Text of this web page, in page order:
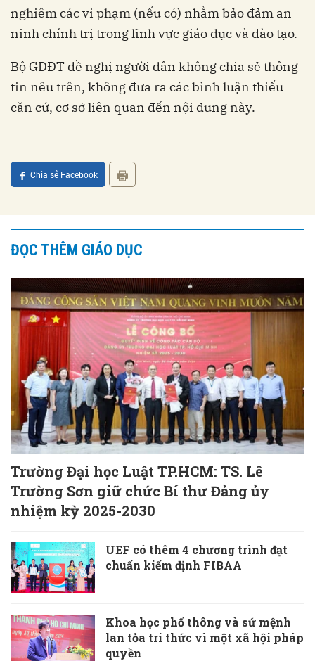
nghiêm các vi phạm (nếu có) nhằm bảo đảm an
ninh chính trị trong lĩnh vực giáo dục và đào tạo.
Bộ GDĐT đề nghị người dân không chia sẻ thông
tin nêu trên, không đưa ra các bình luận thiếu
căn cứ, cơ sở liên quan đến nội dung này.
Chia sẻ Facebook
ĐỌC THÊM GIÁO DỤC
Trường Đại học Luật TP.HCM: TS. Lê
Trường Sơn giữ chức Bí thư Đảng ủy
nhiệm kỳ 2025-2030
UEF có thêm 4 chương trình đạt
chuẩn kiểm định FIBAA
Khoa học phổ thông và sứ mệnh
lan tỏa tri thức vì một xã hội pháp
quyền